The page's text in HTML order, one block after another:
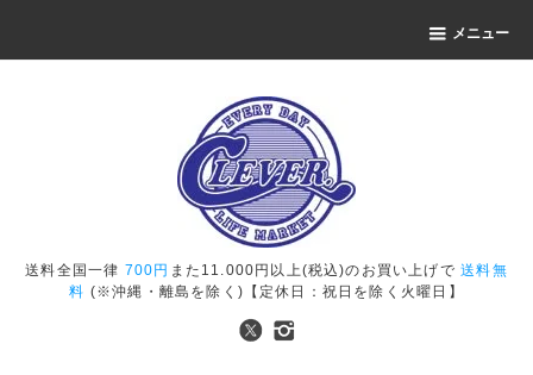
メニュー
送料全国一律 700円 また11.000円以上(税込)のお買い上げで送料無
料 (※沖縄・離島を除く)【定休日：祝日を除く火曜日】